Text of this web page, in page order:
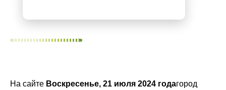
На сайте Воскресенье, 21 июля 2024 годагород